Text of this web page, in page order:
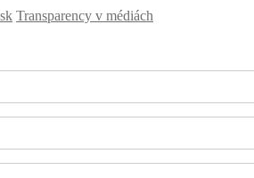
Transparency v médiách